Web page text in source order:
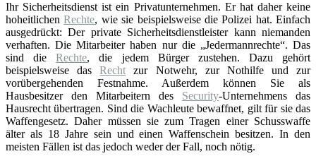
Ihr Sicherheitsdienst ist ein Privatunternehmen. Er hat daher keine
hoheitlichenRechte, wie sie beispielsweise die Polizei hat. Einfach
ausgedrückt: Der private Sicherheitsdienstleister kann niemanden
verhaften. Die Mitarbeiter haben nur die „Jedermannrechte“. Das
sind dieRechte, die jedem Bürger zustehen. Dazu gehört
beispielsweise dasRecht zur Notwehr, zur Nothilfe und zur
vorübergehenden Festnahme. Außerdem können Sie als
Hausbesitzer den Mitarbeitern des Security-Unternehmens das
Hausrecht übertragen. Sind die Wachleute bewaffnet, gilt für sie das
Waffengesetz. Daher müssen sie zum Tragen einer Schusswaffe
älter als 18 Jahre sein und einen Waffenschein besitzen. In den
meisten Fällen ist das jedoch weder der Fall, noch nötig.